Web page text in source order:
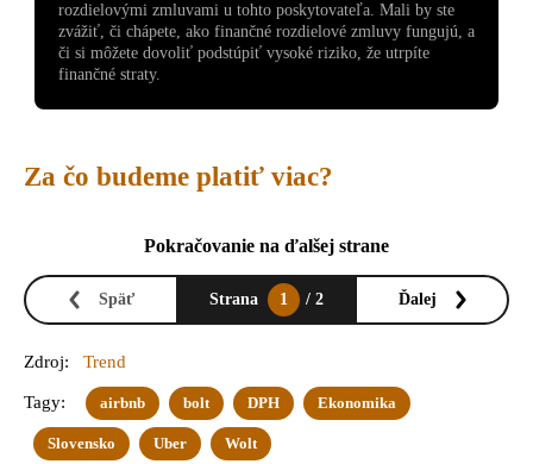
rozdielovými zmluvami u tohto poskytovateľa. Mali by ste
zvážiť, či chápete, ako finančné rozdielové zmluvy fungujú, a
či si môžete dovoliť podstúpiť vysoké riziko, že utrpíte
finančné straty.
Za čo budeme platiť viac?
Pokračovanie na ďalšej strane
Späť Strana 1 / 2 Ďalej
Zdroj: Trend
Tagy: airbnb bolt DPH Ekonomika
Slovensko Uber Wolt